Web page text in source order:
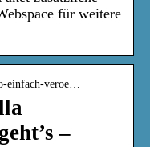
für weitere
einfach-veroe…
–